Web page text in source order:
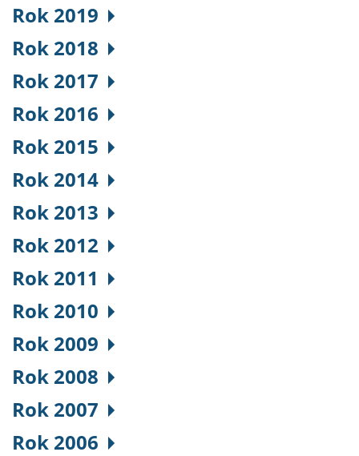
Rok 2019
Rok 2018
Rok 2017
Rok 2016
Rok 2015
Rok 2014
Rok 2013
Rok 2012
Rok 2011
Rok 2010
Rok 2009
Rok 2008
Rok 2007
Rok 2006